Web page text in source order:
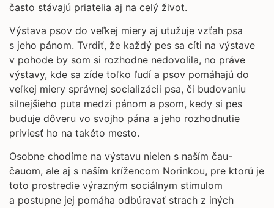
často stávajú priatelia aj na celý život.
Výstava psov do veľkej miery aj utužuje vzťah psa
s jeho pánom. Tvrdiť, že každý pes sa cíti na výstave
v pohode by som si rozhodne nedovolila, no práve
výstavy, kde sa zíde toľko ľudí a psov pomáhajú do
veľkej miery správnej socializácii psa, či budovaniu
silnejšieho puta medzi pánom a psom, kedy si pes
buduje dôveru vo svojho pána a jeho rozhodnutie
priviesť ho na takéto mesto.
Osobne chodíme na výstavu nielen s naším čau-
čauom, ale aj s naším krížencom Norinkou, pre ktorú je
toto prostredie výrazným sociálnym stimulom
a postupne jej pomáha odbúravať strach z iných